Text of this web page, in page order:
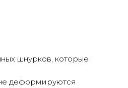
шнурков, которые
деформируются